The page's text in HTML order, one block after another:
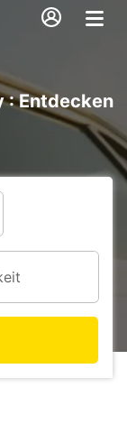
: Entdecken